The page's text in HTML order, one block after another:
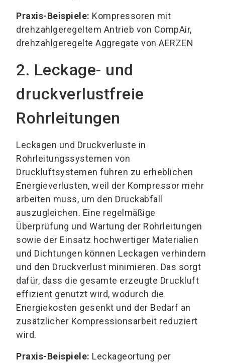
Praxis-Beispiele: Kompressoren mit
drehzahlgeregeltem Antrieb von CompAir,
drehzahlgeregelte Aggregate von AERZEN
2. Leckage- und
druckverlustfreie
Rohrleitungen
Leckagen und Druckverluste in
Rohrleitungssystemen von
Druckluftsystemen führen zu erheblichen
Energieverlusten, weil der Kompressor mehr
arbeiten muss, um den Druckabfall
auszugleichen. Eine regelmäßige
Überprüfung und Wartung der Rohrleitungen
sowie der Einsatz hochwertiger Materialien
und Dichtungen können Leckagen verhindern
und den Druckverlust minimieren. Das sorgt
dafür, dass die gesamte erzeugte Druckluft
effizient genutzt wird, wodurch die
Energiekosten gesenkt und der Bedarf an
zusätzlicher Kompressionsarbeit reduziert
wird.
Praxis-Beispiele: Leckageortung per